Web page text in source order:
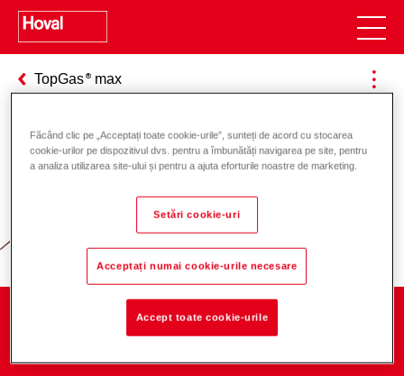
TopGas max
Responsabilitate pentru energie și
mediu
Făcând clic pe „Acceptați toate cookie-urile”, sunteți de acord cu stocarea
cookie-urilor pe dispozitivul dvs. pentru a îmbunătăți navigarea pe site, pentru
a analiza utilizarea site-ului și pentru a ajuta eforturile noastre de marketing.
Setări cookie-uri
Acceptați numai cookie-urile necesare
Accept toate cookie-urile